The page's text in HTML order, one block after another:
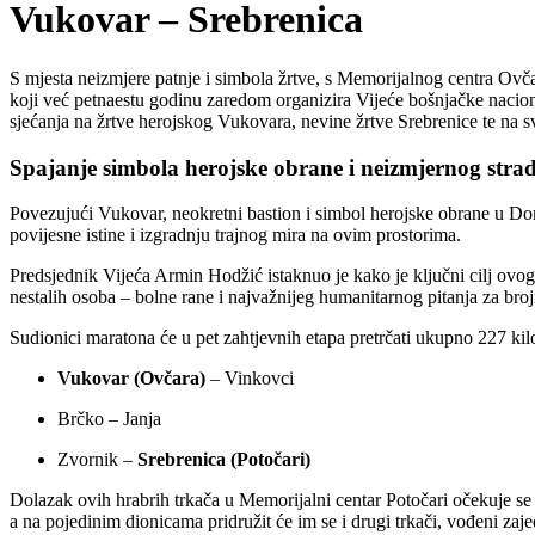
Vukovar – Srebrenica
S mjesta neizmjere patnje i simbola žrtve, s Memorijalnog centra
koji već petnaestu godinu zaredom organizira Vijeće bošnjačke
sjećanja na žrtve herojskog Vukovara, nevine žrtve Srebrenice te
Spajanje simbola herojske obrane i neizmjernog
Povezujući Vukovar, neokretni bastion i simbol herojske obrane u
povijesne istine i izgradnju trajnog mira na ovim prostorima.
Predsjednik Vijeća Armin Hodžić istaknuo je kako je ključni cilj ovog
nestalih osoba – bolne rane i najvažnijeg humanitarnog pitanja za
Sudionici maratona će u pet zahtjevnih etapa pretrčati ukupno 227
Vukovar (Ovčara) – Vinkovci
Brčko – Janja
Zvornik – Srebrenica (Potočari)
Dolazak ovih hrabrih trkača u Memorijalni centar Potočari očekuje
a na pojedinim dionicama pridružit će im se i drugi trkači, vođeni